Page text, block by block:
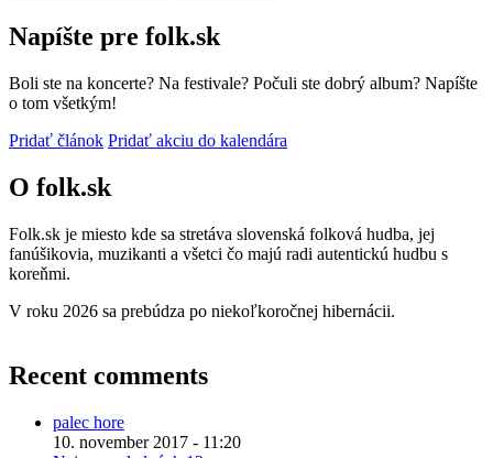
Napíšte pre folk.sk
Boli ste na koncerte? Na festivale? Počuli ste dobrý album? Napíšte
o tom všetkým!
Pridať článok Pridať akciu do kalendára
O folk.sk
Folk.sk je miesto kde sa stretáva slovenská folková hudba, jej
fanúšikovia, muzikanti a všetci čo majú radi autentickú hudbu s
koreňmi.
V roku 2026 sa prebúdza po niekoľkoročnej hibernácii.
Recent comments
palec hore
10. november 2017 - 11:20